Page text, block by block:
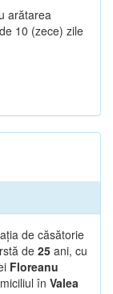
arătarea
10 (zece) zile
de căsătorie
de 25 ani, cu
Floreanu
în Valea